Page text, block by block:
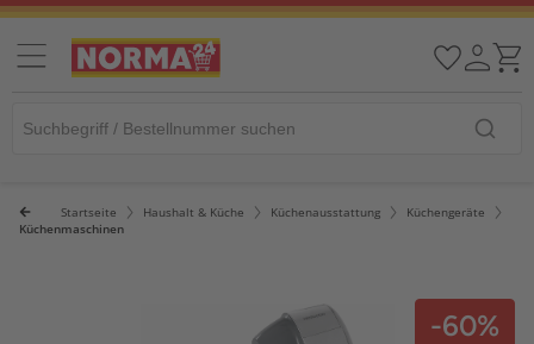
Startseite Haushalt & Küche Küchenausstattung
Küchengeräte
Küchenmaschinen
-60%